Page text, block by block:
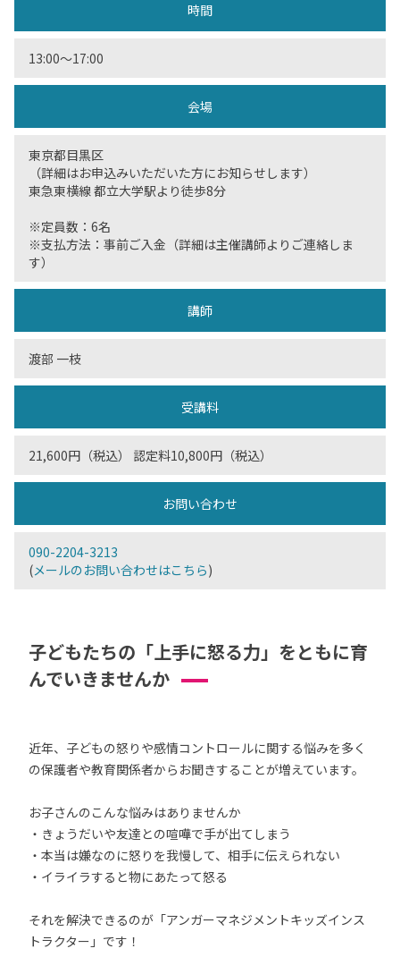
時間
13:00〜17:00
会場
東京都目黒区
（詳細はお申込みいただいた方にお知らせします）
東急東横線 都立大学駅より徒歩8分
※定員数：6名
※支払方法：事前ご入金（詳細は主催講師よりご連絡しま
す）
講師
渡部 一枝
受講料
21,600円（税込） 認定料10,800円（税込）
お問い合わせ
090-2204-3213
(メールのお問い合わせはこちら)
子どもたちの「上手に怒る力」をともに育
んでいきませんか
近年、子どもの怒りや感情コントロールに関する悩みを多く
の保護者や教育関係者からお聞きすることが増えています。
お子さんのこんな悩みはありませんか
・きょうだいや友達との喧嘩で手が出てしまう
・本当は嫌なのに怒りを我慢して、相手に伝えられない
・イライラすると物にあたって怒る
それを解決できるのが「アンガーマネジメントキッズインス
トラクター」です！